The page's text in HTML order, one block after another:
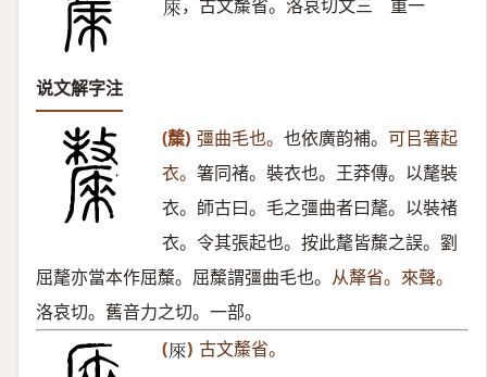
𠩬 ，古文斄省。洛哀切文三 重一
说文解字注
(斄) 彊曲毛也。 也依廣韵補。 可㠯箸起
衣。 箸同褚。裝衣也。王莽傳。以氂裝
衣。師古曰。毛之彊曲者曰氂。以裝褚
衣。令其張起也。按此氂皆斄之誤。劉
屈氂亦當本作屈斄。屈斄謂彊曲毛也。 从犛省。來聲。
洛哀切。舊音力之切。一部。
(𠩬 ) 古文斄省。